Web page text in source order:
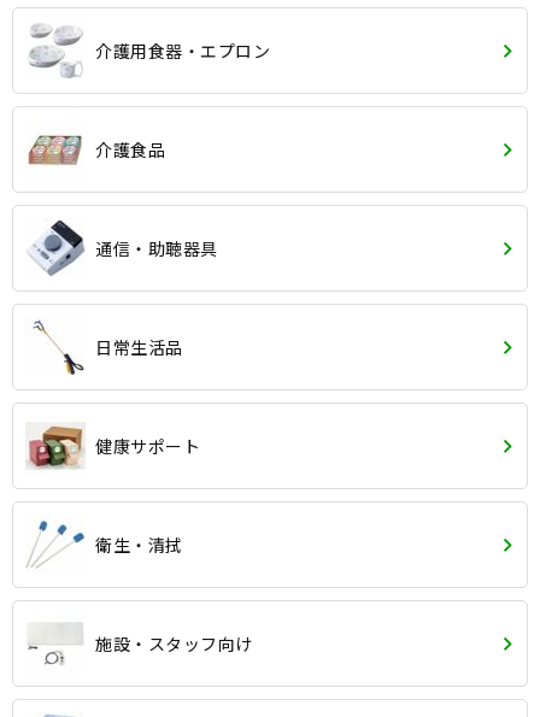
介護用食器・エプロン
介護食品
通信・助聴器具
日常生活品
健康サポート
衛生・清拭
施設・スタッフ向け